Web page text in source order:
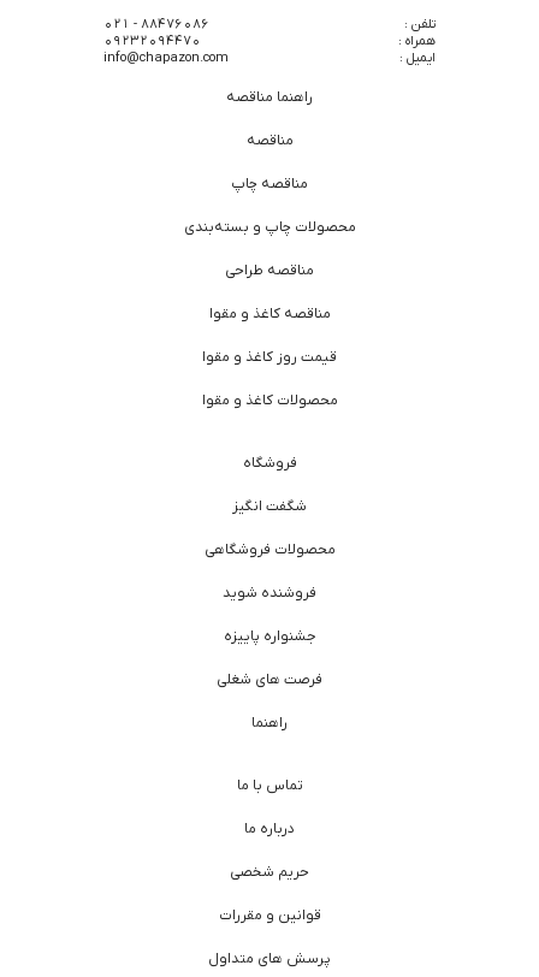
تلفن :
88476086 - 021
همراه :
09232094470
ایمیل :
info@chapazon.com
راهنما مناقصه
مناقصه
مناقصه چاپ
محصولات چاپ و بسته‌بندی
مناقصه طراحی
مناقصه کاغذ و مقوا
قیمت روز کاغذ و مقوا
محصولات کاغذ و مقوا
فروشگاه
شگفت انگیز
محصولات فروشگاهی
فروشنده شوید
جشنواره پاییزه
فرصت های شغلی
راهنما
تماس با ما
درباره ما
حریم شخصی
قوانین و مقررات
پرسش های متداول